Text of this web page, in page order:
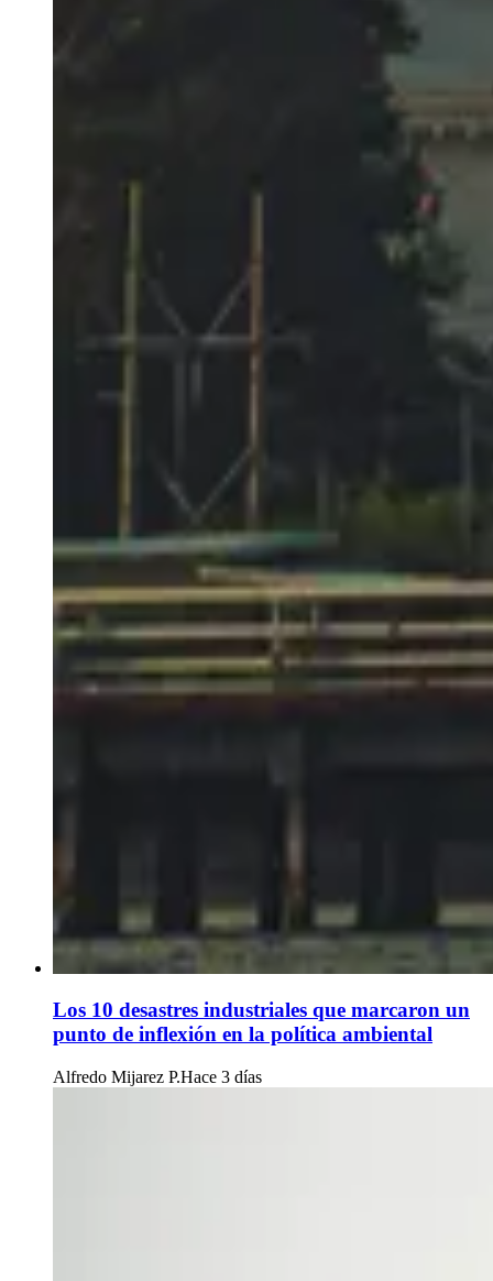
Los 10 desastres industriales que marcaron un
punto de inflexión en la política ambiental
Alfredo Mijarez P.Hace 3 días